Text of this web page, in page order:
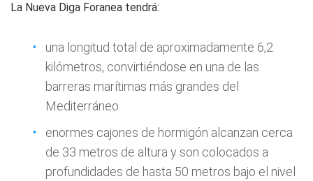
La Nueva Diga Foranea tendrá:
una longitud total de aproximadamente 6,2
kilómetros, convirtiéndose en una de las
barreras marítimas más grandes del
Mediterráneo.
enormes cajones de hormigón alcanzan cerca
de 33 metros de altura y son colocados a
profundidades de hasta 50 metros bajo el nivel